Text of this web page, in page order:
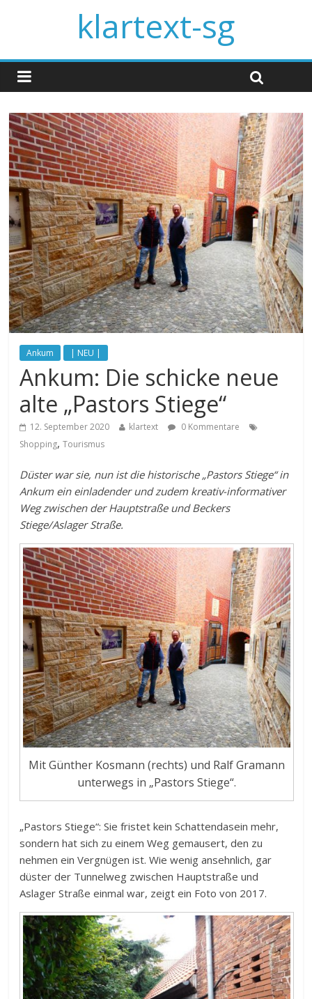
klartext-sg
Ankum | NEU |
Ankum: Die schicke neue
alte „Pastors Stiege“
12. September 2020 klartext
0 Kommentare
Shopping,Tourismus
Düster war sie, nun ist die historische „Pastors Stiege“ in
Ankum ein einladender und zudem kreativ-informativer
Weg zwischen der Hauptstraße und Beckers
Stiege/Aslager Straße.
Mit Günther Kosmann (rechts) und Ralf Gramann
unterwegs in „Pastors Stiege“.
„Pastors Stiege“: Sie fristet kein Schattendasein mehr,
sondern hat sich zu einem Weg gemausert, den zu
nehmen ein Vergnügen ist. Wie wenig ansehnlich, gar
düster der Tunnelweg zwischen Hauptstraße und
Aslager Straße einmal war, zeigt ein Foto von 2017.